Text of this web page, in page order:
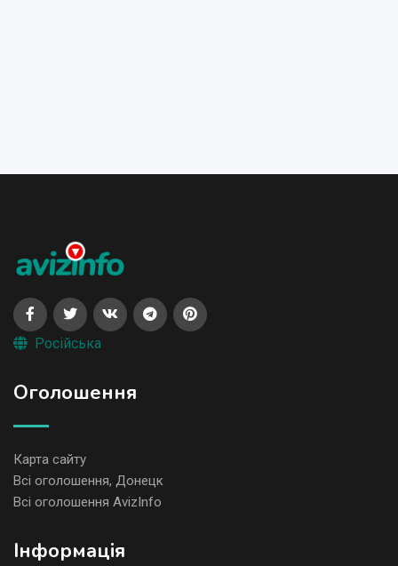
Російська
Оголошення
Карта сайту
Всі оголошення, Донецк
Всі оголошення AvizInfo
Iнформація